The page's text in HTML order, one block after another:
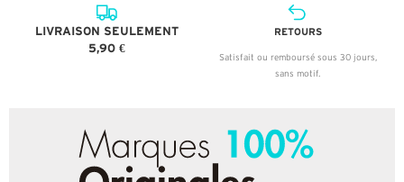
LIVRAISON SEULEMENT
5,90 €
RETOURS
Satisfait ou remboursé sous 30 jours,
sans motif.